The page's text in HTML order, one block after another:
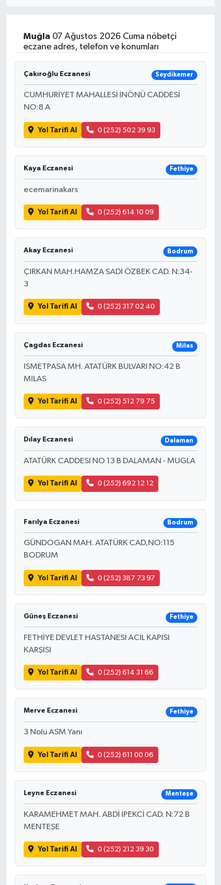
Muğla 07 Ağustos 2026 Cuma nöbetçi
eczane adres, telefon ve konumları
Çakıroğlu Eczanesi Seydikemer
CUMHURİYET MAHALLESİ İNÖNÜ CADDESİ
NO:8 A
Yol Tarifi Al 0 (252) 502 39 93
Kaya Eczanesi Fethiye
ecemarinakars
Yol Tarifi Al 0 (252) 614 10 09
Akay Eczanesi Bodrum
ÇIRKAN MAH.HAMZA SADİ ÖZBEK CAD. N:34-
3
Yol Tarifi Al 0 (252) 317 02 40
Çagdas Eczanesi Milas
ISMETPASA MH. ATATÜRK BULVARI NO:42 B
MILAS
Yol Tarifi Al 0 (252) 512 79 75
Dılay Eczanesi Dalaman
ATATÜRK CADDESI NO 13 B DALAMAN - MUGLA
Yol Tarifi Al 0 (252) 692 12 12
Farılya Eczanesi Bodrum
GÜNDOGAN MAH. ATATÜRK CAD,NO:115
BODRUM
Yol Tarifi Al 0 (252) 387 73 97
Güneş Eczanesi Fethiye
FETHİYE DEVLET HASTANESİ ACİL KAPISI
KARŞISI
Yol Tarifi Al 0 (252) 614 31 66
Merve Eczanesi Fethiye
3 Nolu ASM Yanı
Yol Tarifi Al 0 (252) 611 00 06
Leyne Eczanesi Menteşe
KARAMEHMET MAH. ABDİ İPEKCİ CAD. N:72 B
MENTEŞE
Yol Tarifi Al 0 (252) 212 39 30